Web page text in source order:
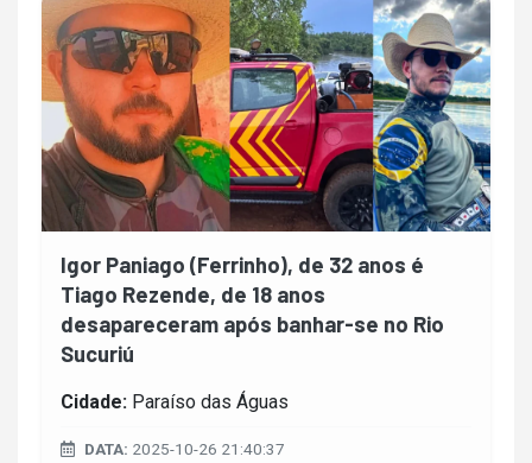
Igor Paniago (Ferrinho), de 32 anos é
Tiago Rezende, de 18 anos
desapareceram após banhar-se no Rio
Sucuriú
Cidade: Paraíso das Águas
DATA: 2025-10-26 21:40:37